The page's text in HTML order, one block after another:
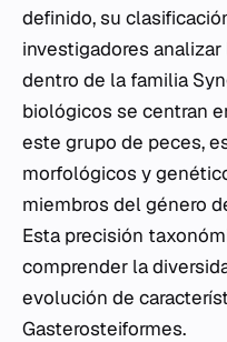
definido, su
investigadores
dentro de la familia
biológicos se centran
este grupo de peces,
morfológicos y
miembros del género
Esta precisión
comprender la
evolución de
Gasterosteiformes.